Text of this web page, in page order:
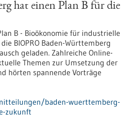
hat einen Plan B für die
B - Bioökonomie für industrielle
BIOPRO Baden-Württemberg
geladen. Zahlreiche Online-
Themen zur Umsetzung der
hörten spannende Vorträge
baden-wuerttemberg-
zukunft